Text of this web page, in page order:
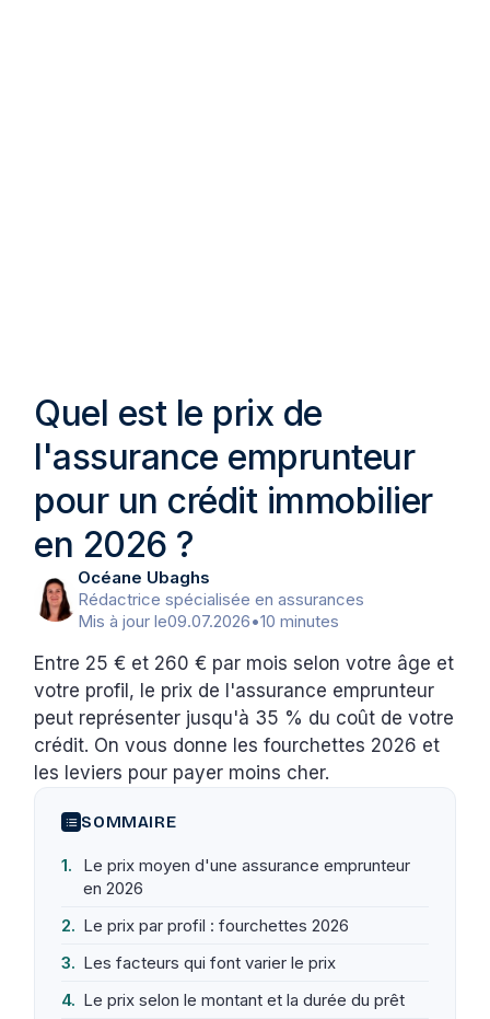
Quel est le prix de
l'assurance emprunteur
pour un crédit immobilier
en 2026 ?
Océane Ubaghs
Rédactrice spécialisée en assurances
Mis à jour le09.07.2026•10 minutes
Entre 25 € et 260 € par mois selon votre âge et
votre profil, le prix de l'assurance emprunteur
peut représenter jusqu'à 35 % du coût de votre
crédit. On vous donne les fourchettes 2026 et
les leviers pour payer moins cher.
SOMMAIRE
Le prix moyen d'une assurance emprunteur
en 2026
Le prix par profil : fourchettes 2026
Les facteurs qui font varier le prix
Le prix selon le montant et la durée du prêt